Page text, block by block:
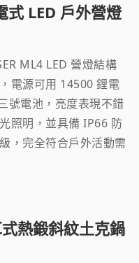
式 LED 戶外營燈
ML4 LED 營燈結構
電源可用 14500 鋰電
號電池，亮度表現不錯
照明，並具備 IP66 防
，完全符合戶外活動需
熱鍛斜紋土克鍋